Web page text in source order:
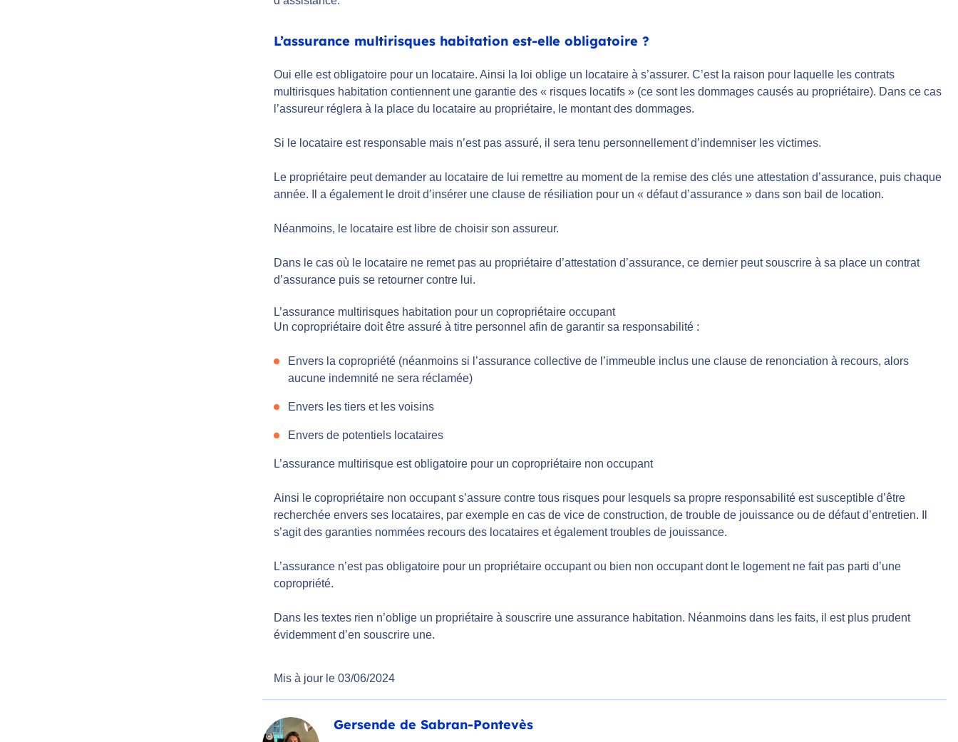
L’assurance multirisques habitation est-elle obligatoire ?
Oui elle est obligatoire pour un locataire. Ainsi la loi oblige un locataire à s’assurer. C’est la raison pour laquelle les contrats
multirisques habitation contiennent une garantie des « risques locatifs » (ce sont les dommages causés au propriétaire). Dans ce cas
l’assureur réglera à la place du locataire au propriétaire, le montant des dommages.
Si le locataire est responsable mais n’est pas assuré, il sera tenu personnellement d’indemniser les victimes.
Le propriétaire peut demander au locataire de lui remettre au moment de la remise des clés une attestation d’assurance, puis chaque
année. Il a également le droit d’insérer une clause de résiliation pour un « défaut d’assurance » dans son bail de location.
Néanmoins, le locataire est libre de choisir son assureur.
Dans le cas où le locataire ne remet pas au propriétaire d’attestation d’assurance, ce dernier peut souscrire à sa place un contrat
d’assurance puis se retourner contre lui.
L’assurance multirisques habitation pour un copropriétaire occupant
Un copropriétaire doit être assuré à titre personnel afin de garantir sa responsabilité :
Envers la copropriété (néanmoins si l’assurance collective de l’immeuble inclus une clause de renonciation à recours, alors
aucune indemnité ne sera réclamée)
Envers les tiers et les voisins
Envers de potentiels locataires
L’assurance multirisque est obligatoire pour un copropriétaire non occupant
Ainsi le copropriétaire non occupant s’assure contre tous risques pour lesquels sa propre responsabilité est susceptible d’être
recherchée envers ses locataires, par exemple en cas de vice de construction, de trouble de jouissance ou de défaut d’entretien. Il
s’agit des garanties nommées recours des locataires et également troubles de jouissance.
L’assurance n’est pas obligatoire pour un propriétaire occupant ou bien non occupant dont le logement ne fait pas parti d’une
copropriété.
Dans les textes rien n’oblige un propriétaire à souscrire une assurance habitation. Néanmoins dans les faits, il est plus prudent
évidemment d’en souscrire une.
Mis à jour le 03/06/2024
Gersende de Sabran-Pontevès